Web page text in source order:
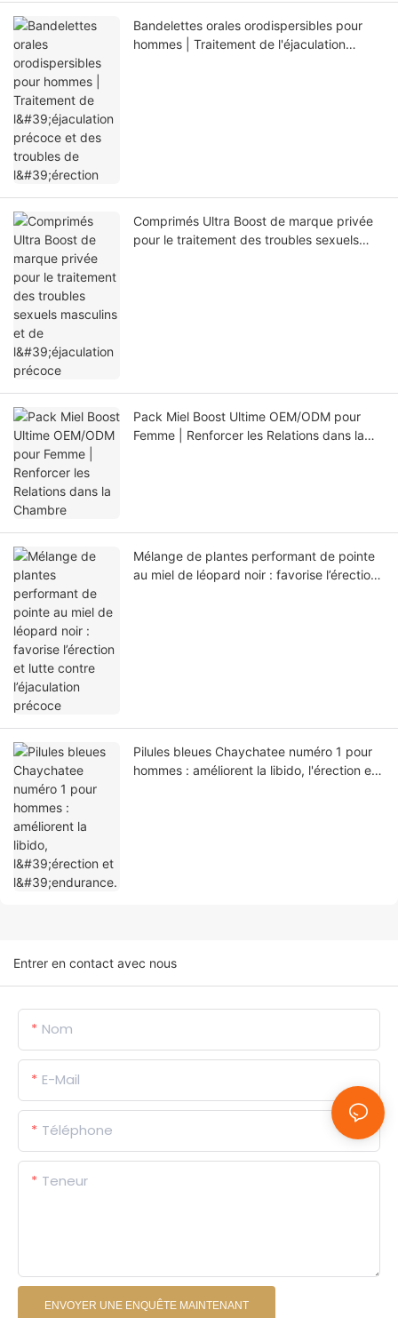
Bandelettes orales orodispersibles pour
hommes | Traitement de l'éjaculation
Comprimés Ultra Boost de marque privée
pour le traitement des troubles sexuels
Pack Miel Boost Ultime OEM/ODM pour
Femme | Renforcer les Relations dans la
Mélange de plantes performant de pointe
au miel de léopard noir : favorise l’érection
Pilules bleues Chaychatee numéro 1 pour
hommes : améliorent la libido, l'érection et
Entrer en contact avec nous
Nom
E-Mail
Téléphone
Teneur
ENVOYER UNE ENQUÊTE MAINTENANT